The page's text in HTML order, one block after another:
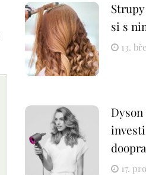
si s
13.
Dyson
17.